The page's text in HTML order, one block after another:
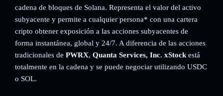
cadena de bloques de Solana. Representa el valor del activo
subyacente y permite a cualquier persona* con una cartera
cripto obtener exposición a las acciones subyacentes de
forma instantánea, global y 24/7. A diferencia de las acciones
tradicionales de PWRX, Quanta Services, Inc. xStock está
totalmente en la cadena y se puede negociar utilizando USDC
o SOL.